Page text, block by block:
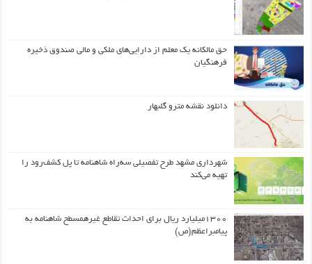
حق مالکانه یک معلم از دارایی‌های ملکی و مالی صندوق ذخیره
فرهنگیان
دانلود نقشه مترو گلبهار
شهرداری مشهد طرح تفصیلی سه‌راه شاهنامه تا پل کشف‌رود را
تهیه می‌کند
۱۳۰۰میلیارد ریال برای احداث تقاطع غیرهمسطح شاهنامه به
پیامبراعظم(ص)